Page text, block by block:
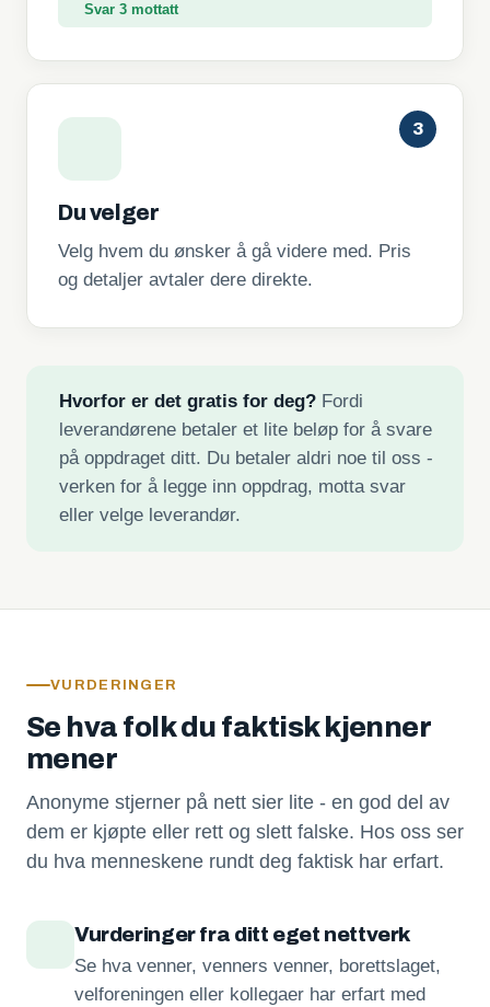
Svar 3 mottatt
3
Du velger
Velg hvem du ønsker å gå videre med. Pris
og detaljer avtaler dere direkte.
Hvorfor er det gratis for deg?Fordi
leverandørene betaler et lite beløp for å svare
på oppdraget ditt. Du betaler aldri noe til oss -
verken for å legge inn oppdrag, motta svar
eller velge leverandør.
VURDERINGER
Se hva folk du faktisk kjenner
mener
Anonyme stjerner på nett sier lite - en god del av
dem er kjøpte eller rett og slett falske. Hos oss ser
du hva menneskene rundt deg faktisk har erfart.
Vurderinger fra ditt eget nettverk
Se hva venner, venners venner, borettslaget,
velforeningen eller kollegaer har erfart med